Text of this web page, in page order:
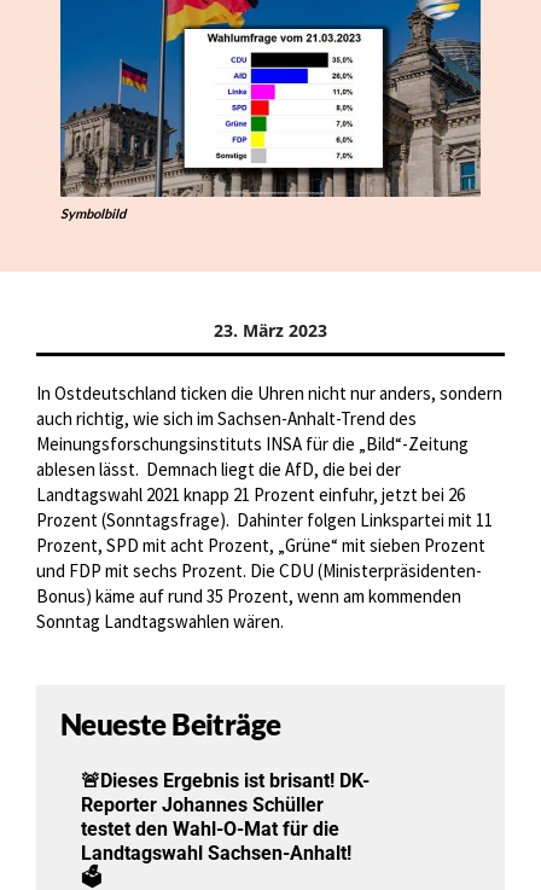
Symbolbild
23. März 2023
In Ostdeutschland ticken die Uhren nicht nur anders, sondern
auch richtig, wie sich im Sachsen-Anhalt-Trend des
Meinungsforschungsinstituts INSA für die „Bild“-Zeitung
ablesen lässt. Demnach liegt die AfD, die bei der
Landtagswahl 2021 knapp 21 Prozent einfuhr, jetzt bei 26
Prozent (Sonntagsfrage). Dahinter folgen Linkspartei mit 11
Prozent, SPD mit acht Prozent, „Grüne“ mit sieben Prozent
und FDP mit sechs Prozent. Die CDU (Ministerpräsidenten-
Bonus) käme auf rund 35 Prozent, wenn am kommenden
Sonntag Landtagswahlen wären.
Neueste Beiträge
🚨Dieses Ergebnis ist brisant! DK-
Reporter Johannes Schüller
testet den Wahl-O-Mat für die
Landtagswahl Sachsen-Anhalt!
🗳️